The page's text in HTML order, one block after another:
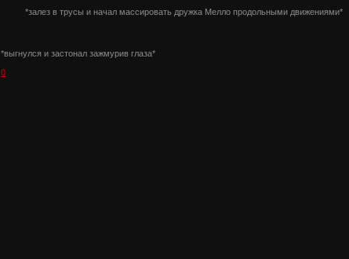
*залез в трусы и начал массировать дружка Мелло продольными движениями*
*выгнулся и застонал зажмурив глаза*
0